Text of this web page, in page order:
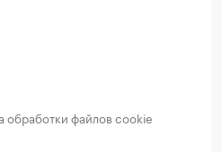
обработки файлов cookie